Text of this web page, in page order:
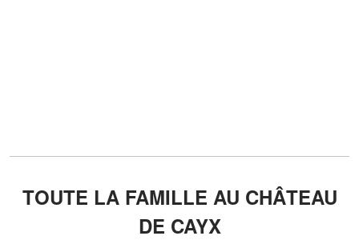
TOUTE LA FAMILLE AU CHÂTEAU
DE CAYX